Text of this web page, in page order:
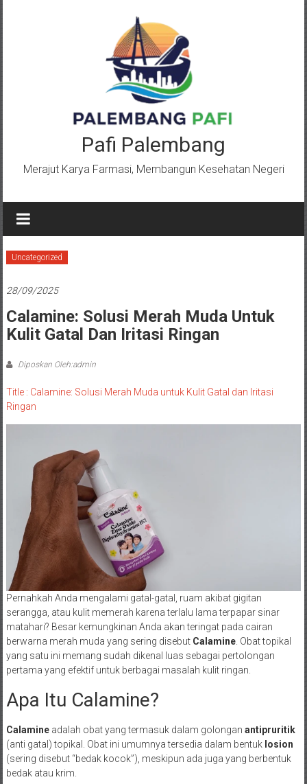
Pafi Palembang
Merajut Karya Farmasi, Membangun Kesehatan Negeri
Uncategorized
28/09/2025
Calamine: Solusi Merah Muda Untuk
Kulit Gatal Dan Iritasi Ringan
Diposkan Oleh:admin
Title : Calamine: Solusi Merah Muda untuk Kulit Gatal dan Iritasi
Ringan
Pernahkah Anda mengalami gatal-gatal, ruam akibat gigitan
serangga, atau kulit memerah karena terlalu lama terpapar sinar
matahari? Besar kemungkinan Anda akan teringat pada cairan
berwarna merah muda yang sering disebut Calamine. Obat topikal
yang satu ini memang sudah dikenal luas sebagai pertolongan
pertama yang efektif untuk berbagai masalah kulit ringan.
Apa Itu Calamine?
Calamineadalah obat yang termasuk dalam golongan antipruritik
(anti gatal) topikal. Obat ini umumnya tersedia dalam bentuk losion
(sering disebut “bedak kocok”), meskipun ada juga yang berbentuk
bedak atau krim.